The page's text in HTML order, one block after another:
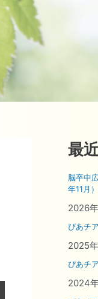
最
脳卒中
年11月
2026
ぴあチ
2025
ぴあチ
2024